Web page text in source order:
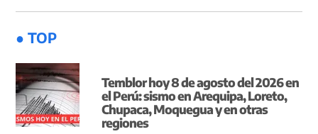
● TOP
Temblor hoy 8 de agosto del 2026 en
el Perú: sismo en Arequipa, Loreto,
Chupaca, Moquegua y en otras
regiones